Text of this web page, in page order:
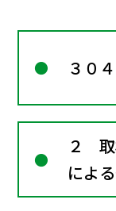
３０
２ 取
によ